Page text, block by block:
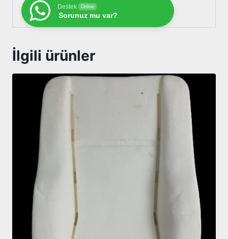
Destek Online
Sorunuz mu var?
İlgili ürünler